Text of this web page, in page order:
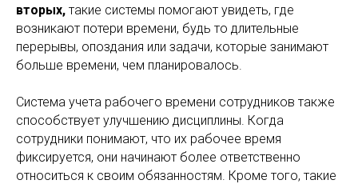
вторых, такие системы помогают увидеть, где
возникают потери времени, будь то длительные
перерывы, опоздания или задачи, которые занимают
больше времени, чем планировалось.
Система учета рабочего времени сотрудников также
способствует улучшению дисциплины. Когда
сотрудники понимают, что их рабочее время
фиксируется, они начинают более ответственно
относиться к своим обязанностям. Кроме того, такие